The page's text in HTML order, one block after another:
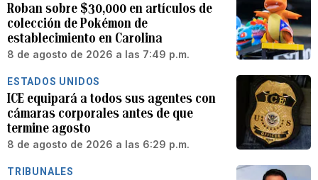
Roban sobre $30,000 en artículos de
colección de Pokémon de
establecimiento en Carolina
8 de agosto de 2026 a las 7:49 p.m.
ESTADOS UNIDOS
ICE equipará a todos sus agentes con
cámaras corporales antes de que
termine agosto
8 de agosto de 2026 a las 6:29 p.m.
TRIBUNALES